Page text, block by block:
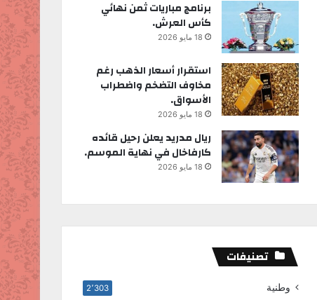
برنامج مباريات ثمن نهائي
كأس العرش.
18 مايو 2026
استقرار أسعار الذهب رغم
مخاوف التضخم واضطراب
الأسواق.
18 مايو 2026
ريال مدريد يعلن رحيل قائده
كارفاخال في نهاية الموسم.
18 مايو 2026
تصنيفات
وطنية 2٬303